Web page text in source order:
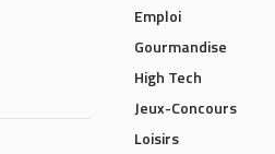
Emploi
Gourmandise
High Tech
Jeux-Concours
Loisirs